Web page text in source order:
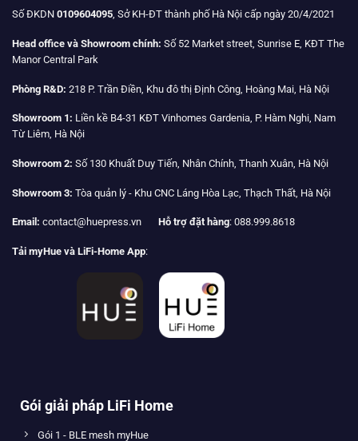
Số ĐKDN 0109604095, Sở KH-ĐT thành phố Hà Nội cấp ngày 20/4/2021
Head office và Showroom chính: Số 52 Market street, Sunrise E, KĐT The
Manor Central Park
Phòng R&D: 218 P. Trần Điền, Khu đô thị Định Công, Hoàng Mai, Hà Nội
Showroom 1: Liền kề B4-31 KĐT Vinhomes Gardenia, P. Hàm Nghi, Nam
Từ Liêm, Hà Nội
Showroom 2: Số 130 Khuất Duy Tiến, Nhân Chính, Thanh Xuân, Hà Nội
Showroom 3: Tòa quản lý - Khu CNC Láng Hòa Lạc, Thạch Thất, Hà Nội
Email: contact@huepress.vn Hỗ trợ đặt hàng: 088.999.8618
Tải myHue và LiFi-Home App:
Gói giải pháp LiFi Home
Gói 1 - BLE mesh myHue